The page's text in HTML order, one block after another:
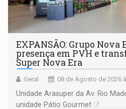
EXPANSÃO: Grupo Nova
presença em PVH e
Super Nova Era
Geral 08 de Agosto de 2026
Unidade Arasuper da Av. Rio
unidade Pátio Gourmet